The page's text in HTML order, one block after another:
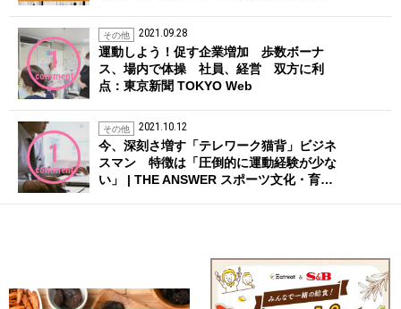
1
comment
その他 2021.09.28
運動しよう！促す企業増加 歩数ボーナ
ス、場内で体操 社員、経営 双方に利
点：東京新聞 TOKYO Web
1
comment
その他 2021.10.12
今、深刻さ増す「テレワーク猫背」ビジネ
スマン 特徴は「圧倒的に運動経験が少な
い」 | THE ANSWER スポーツ文化・育…